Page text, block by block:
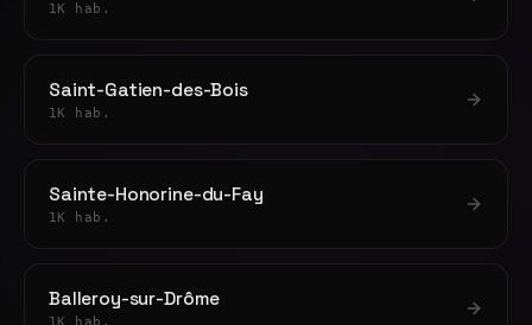
1K hab.
Saint-Gatien-des-Bois
1K hab.
Sainte-Honorine-du-Fay
1K hab.
Balleroy-sur-Drôme
1K hab.